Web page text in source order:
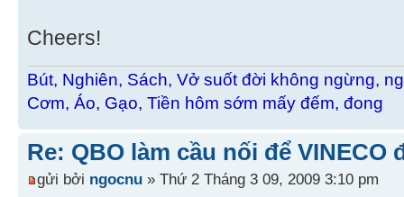
Cheers!
Bút, Nghiên, Sách, Vở suốt đời không ngừng,
Cơm, Áo, Gạo, Tiền hôm sớm mấy đếm, đong
Re: QBO làm cầu nối để VINECO
gửi bởi ngocnu » Thứ 2 Tháng 3 09, 2009 3:10 pm